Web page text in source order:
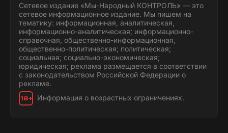
Сетевое издание «Мы-Народный КОНТРОЛЬ» — это
сетевое информационное издание. Мы пишем на
тематику: информационная, аналитическая,
информационно-аналитическая; информационно-
справочная, общественно-информационная,
общественно-политическая; политическая;
социальная; социально-экономическая;
юридическая; реклама размещается в соответствии
с законодательством Российской Федерации о
рекламе.
18+ Информация о возрастных ограничениях.